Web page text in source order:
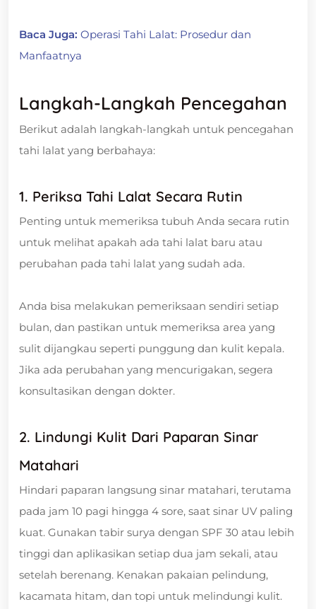
Baca Juga: Operasi Tahi Lalat: Prosedur dan
Manfaatnya
Langkah-Langkah Pencegahan
Berikut adalah langkah-langkah untuk pencegahan
tahi lalat yang berbahaya:
1. Periksa Tahi Lalat Secara Rutin
Penting untuk memeriksa tubuh Anda secara rutin
untuk melihat apakah ada tahi lalat baru atau
perubahan pada tahi lalat yang sudah ada.
Anda bisa melakukan pemeriksaan sendiri setiap
bulan, dan pastikan untuk memeriksa area yang
sulit dijangkau seperti punggung dan kulit kepala.
Jika ada perubahan yang mencurigakan, segera
konsultasikan dengan dokter.
2. Lindungi Kulit Dari Paparan Sinar
Matahari
Hindari paparan langsung sinar matahari, terutama
pada jam 10 pagi hingga 4 sore, saat sinar UV paling
kuat. Gunakan tabir surya dengan SPF 30 atau lebih
tinggi dan aplikasikan setiap dua jam sekali, atau
setelah berenang. Kenakan pakaian pelindung,
kacamata hitam, dan topi untuk melindungi kulit.